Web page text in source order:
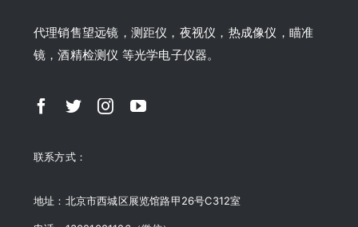
代理销售望远镜，测距仪，夜视仪，热成像仪，瞄准
镜，酒精检测仪 等光学电子仪器。
联系方式：
地址：北京市西城区展览馆路甲26号C312室